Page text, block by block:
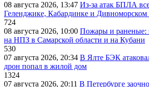
08 августа 2026, 13:47 Из-за атак БПЛА
Геленджике, Кабардинке и Дивноморском
724
08 августа 2026, 10:00 Пожары и раненые:
на НПЗ в Самарской области и на Кубани
530
07 августа 2026, 20:34 В Ялте БЭК
дрон попал в жилой дом
1324
07 августа 2026, 20:11 В Петербурге